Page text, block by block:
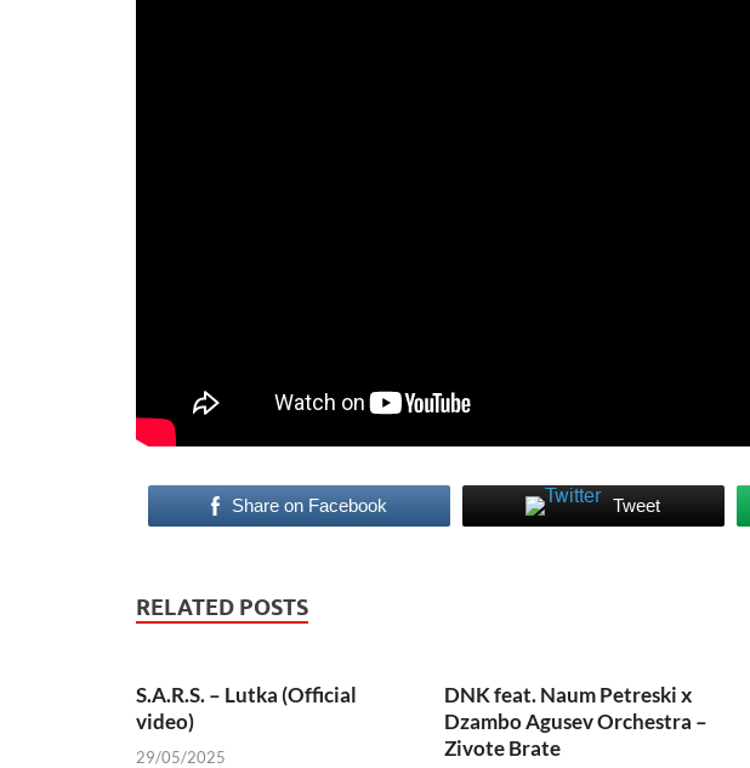
Share on Facebook Tweet
RELATED POSTS
S.A.R.S. – Lutka (Official
video)
29/05/2025
DNK feat. Naum Petreski х
Dzambo Agusev Orchestra –
Zivote Brate